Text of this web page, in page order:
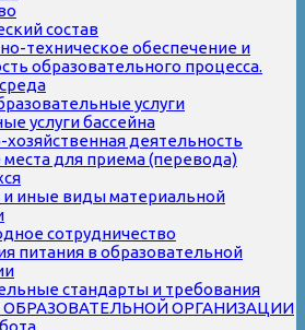
состав
техническое обеспечение и
образовательного процесса.
услуги
услуги бассейна
деятельность
для приема (перевода)
иные виды материальной
сотрудничество
питания в образовательной
стандарты и требования
ОРГАНИЗАЦИИ